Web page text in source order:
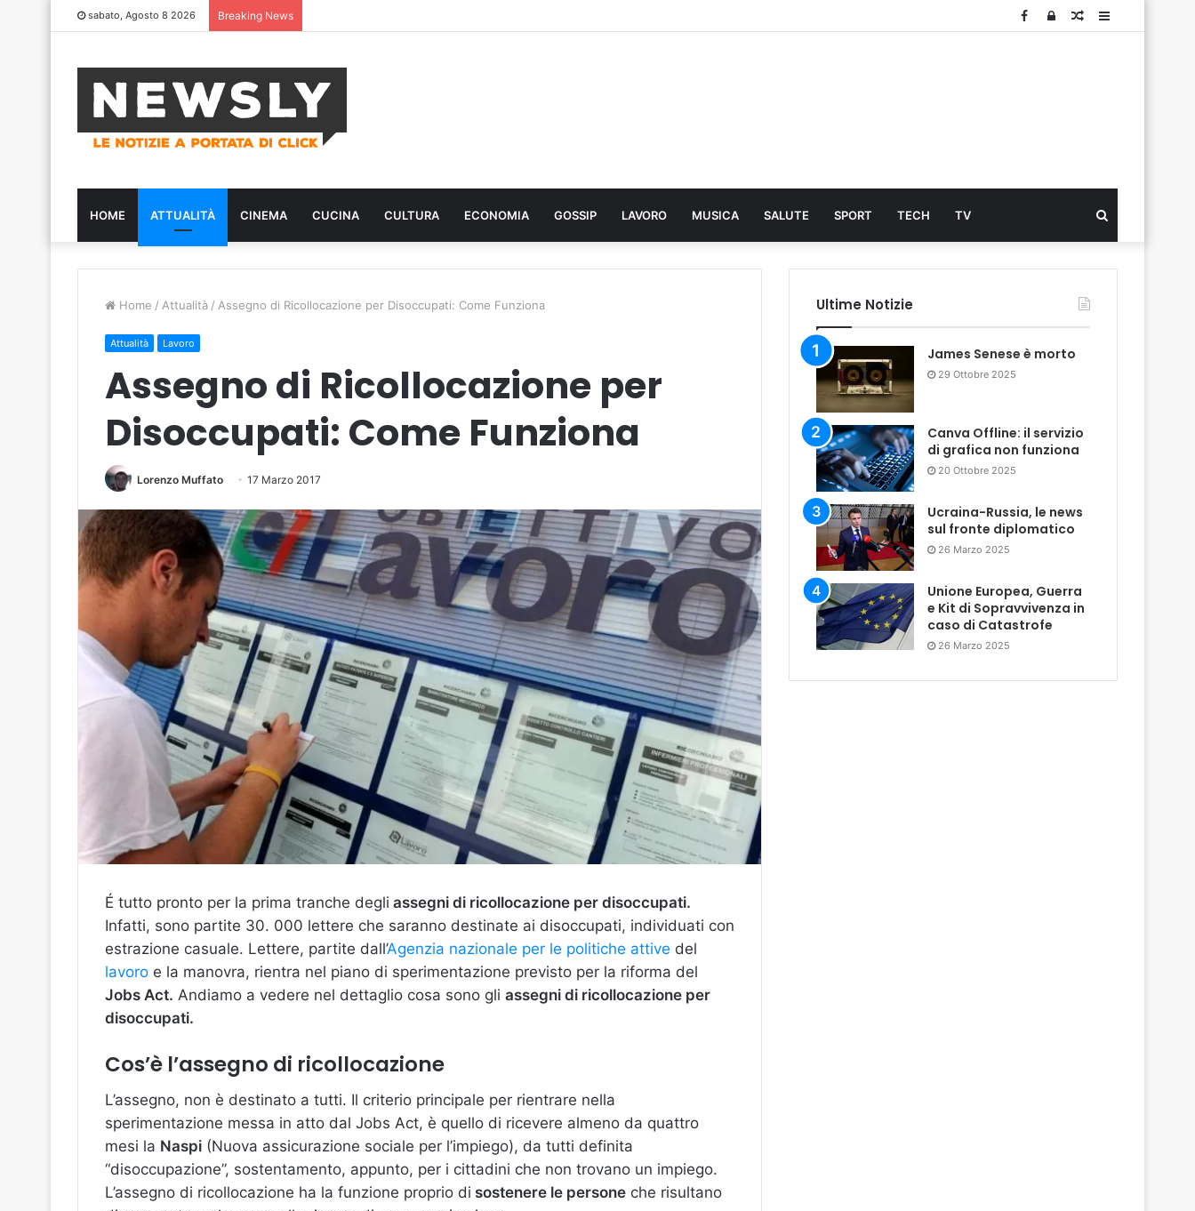
sabato, Agosto 8 2026 Breaking News Sidebar
Articolo
Log
Facebook
HOME ATTUALITÀ CINEMA CUCINA CULTURA ECONOMIA GOSSIP LAVORO MUSICA SALUTE SPORT TECH TV
...
Home / Attualità / Assegno di Ricollocazione per Disoccupati: Come Funziona
Attualità Lavoro
Assegno di Ricollocazione per
Disoccupati: Come Funziona
Lorenzo Muffato 17 Marzo 2017
É tutto pronto per la prima tranche degli assegni di ricollocazione per disoccupati.
Infatti, sono partite 30. 000 lettere che saranno destinate ai disoccupati, individuati con
estrazione casuale. Lettere, partite dall’Agenzia nazionale per le politiche attive del
lavoro e la manovra, rientra nel piano di sperimentazione previsto per la riforma del
Jobs Act. Andiamo a vedere nel dettaglio cosa sono gli assegni di ricollocazione per
disoccupati.
Cos’è l’assegno di ricollocazione
L’assegno, non è destinato a tutti. Il criterio principale per rientrare nella
sperimentazione messa in atto dal Jobs Act, è quello di ricevere almeno da quattro
mesi la Naspi (Nuova assicurazione sociale per l’impiego), da tutti definita
“disoccupazione”, sostentamento, appunto, per i cittadini che non trovano un impiego.
L’assegno di ricollocazione ha la funzione proprio di sostenere le persone che risultano
Ultime Notizie
James Senese è morto
29 Ottobre 2025
Canva Offline: il servizio
di grafica non funziona
20 Ottobre 2025
Ucraina-Russia, le news
sul fronte diplomatico
26 Marzo 2025
Unione Europea, Guerra
e Kit di Sopravvivenza in
caso di Catastrofe
26 Marzo 2025